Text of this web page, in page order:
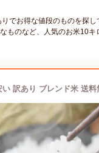
でお得な値段のものを探
ものなど、人気のお米10キ
訳あり ブレンド米 送料